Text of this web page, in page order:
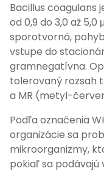
Bacillus
od 0,9 do 3,0 až
sporotvorná,
vstupe do
gramnegatívna.
tolerovaný rozsah
a MR (metyl-
Podľa označenia
organizácie sa
mikroorganizmy,
pokiaľ sa